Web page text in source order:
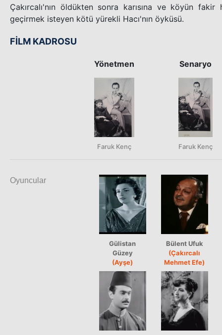
Çakırcalı'nın öldükten sonra karısına ve köyün fakir
geçirmek isteyen kötü yürekli Hacı'nın öyküsü.
FİLM KADROSU
Yönetmen
Faruk Kenç
Senaryo
Faruk Kenç
Oyuncular
Gülistan
Güzey
(Ayşe)
Bülent Ufuk
(Çakırcalı
Mehmet Efe)